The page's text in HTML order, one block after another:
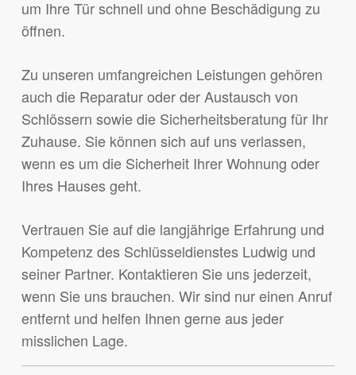
um Ihre Tür schnell und ohne Beschädigung zu
öffnen.
Zu unseren umfangreichen Leistungen gehören
auch die Reparatur oder der Austausch von
Schlössern sowie die Sicherheitsberatung für Ihr
Zuhause. Sie können sich auf uns verlassen,
wenn es um die Sicherheit Ihrer Wohnung oder
Ihres Hauses geht.
Vertrauen Sie auf die langjährige Erfahrung und
Kompetenz des Schlüsseldienstes Ludwig und
seiner Partner. Kontaktieren Sie uns jederzeit,
wenn Sie uns brauchen. Wir sind nur einen Anruf
entfernt und helfen Ihnen gerne aus jeder
misslichen Lage.